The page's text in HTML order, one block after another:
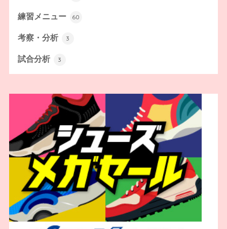
練習メニュー 60
考察・分析 3
試合分析 3